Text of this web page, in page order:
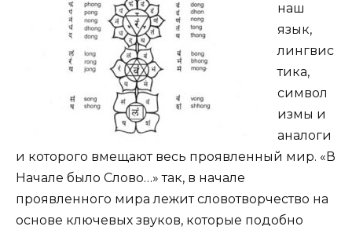
наш
язык,
лингвис
тика,
символ
измы и
аналоги
и которого вмещают весь проявленный мир. «В
Начале было Слово…» так, в начале
проявленного мира лежит словотворчество на
основе ключевых звуков, которые подобно